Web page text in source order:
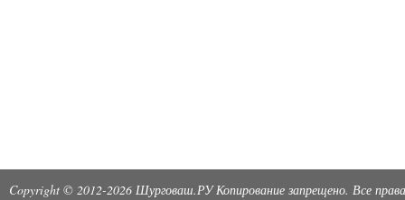
Copyright © 2012-2026 Шурговаш.РУ Копирование запрещено. Все